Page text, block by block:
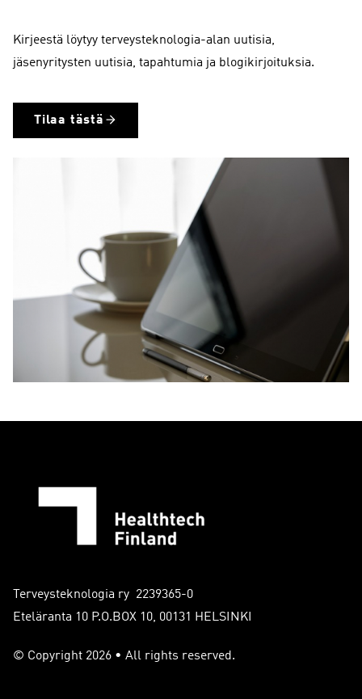
Kirjeestä löytyy terveysteknologia-alan uutisia,
jäsenyritysten uutisia, tapahtumia ja blogikirjoituksia.
Tilaa tästä
Terveysteknologia ry 2239365-0
Eteläranta 10 P.O.BOX 10, 00131 HELSINKI
© Copyright 2026 • All rights reserved.